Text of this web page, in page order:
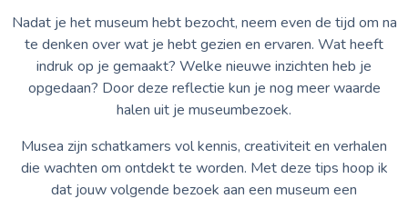
Nadat je het museum hebt bezocht, neem even de tijd om na
te denken over wat je hebt gezien en ervaren. Wat heeft
indruk op je gemaakt? Welke nieuwe inzichten heb je
opgedaan? Door deze reflectie kun je nog meer waarde
halen uit je museumbezoek.
Musea zijn schatkamers vol kennis, creativiteit en verhalen
die wachten om ontdekt te worden. Met deze tips hoop ik
dat jouw volgende bezoek aan een museum een